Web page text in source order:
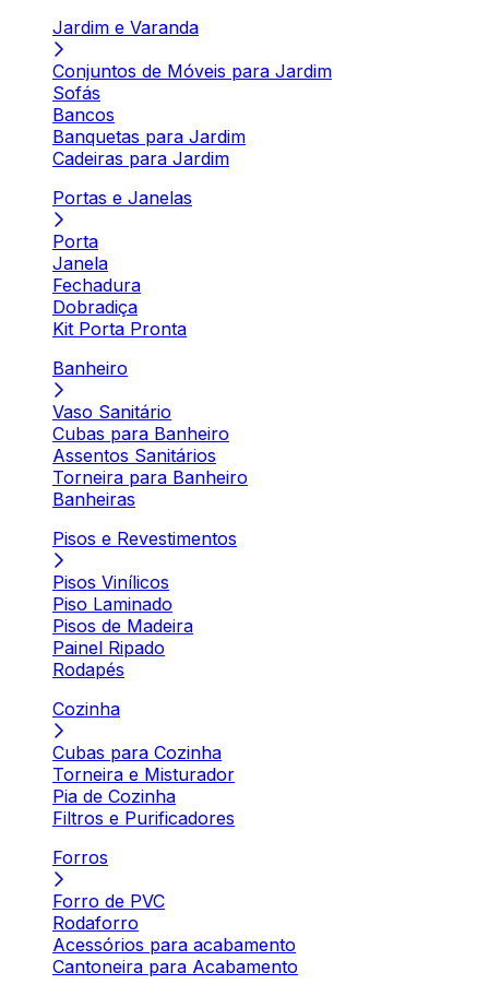
Jardim e Varanda
Conjuntos de Móveis para Jardim
Sofás
Bancos
Banquetas para Jardim
Cadeiras para Jardim
Portas e Janelas
Porta
Janela
Fechadura
Dobradiça
Kit Porta Pronta
Banheiro
Vaso Sanitário
Cubas para Banheiro
Assentos Sanitários
Torneira para Banheiro
Banheiras
Pisos e Revestimentos
Pisos Vinílicos
Piso Laminado
Pisos de Madeira
Painel Ripado
Rodapés
Cozinha
Cubas para Cozinha
Torneira e Misturador
Pia de Cozinha
Filtros e Purificadores
Forros
Forro de PVC
Rodaforro
Acessórios para acabamento
Cantoneira para Acabamento